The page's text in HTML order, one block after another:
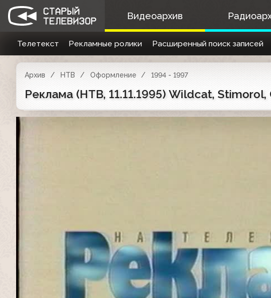
Видеоархив
Телетекст Рекламные ролики Расширенный поиск записей
Архив НТВ Оформление 1994 - 1997
Реклама (НТВ, 11.11.1995) Wildcat,